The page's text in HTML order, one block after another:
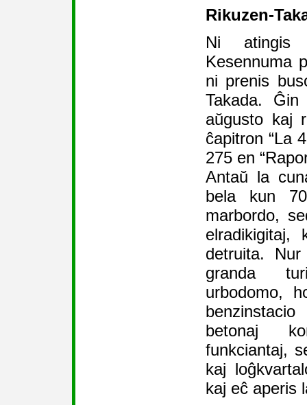
Rikuzen-
Ni atingis
Kesennuma
ni prenis
Takada.
aŭgusto kaj
ĉapitron “La
275 en
Antaŭ la
bela kun
marbordo,
detruita.
granda
urbodomo,
betonaj
funkciantaj,
kaj
kaj eĉ aperis